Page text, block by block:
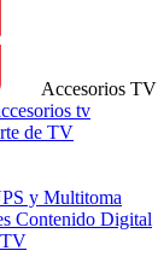
Accesorios TV
tv
de TV
y Multitoma
Contenido Digital